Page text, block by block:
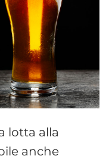
lotta alla
anche